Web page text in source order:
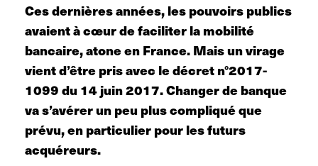
Ces dernières années, les pouvoirs publics
avaient à cœur de faciliter la mobilité
bancaire, atone en France. Mais un virage
vient d’être pris avec le décret n°2017-
1099 du 14 juin 2017. Changer de banque
va s’avérer un peu plus compliqué que
prévu, en particulier pour les futurs
acquéreurs.